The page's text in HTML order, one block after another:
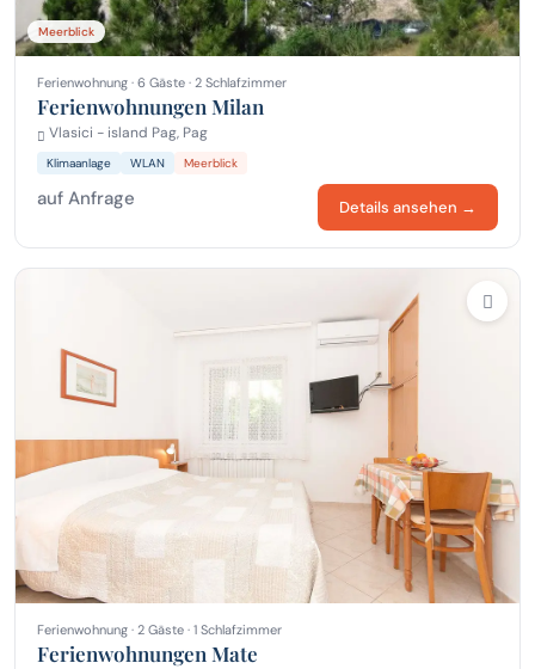
Meerblick
Ferienwohnung · 6 Gäste · 2 Schlafzimmer
Ferienwohnungen Milan
Vlasici - island Pag, Pag
Klimaanlage WLAN Meerblick
auf Anfrage Details ansehen →
Ferienwohnung · 2 Gäste · 1 Schlafzimmer
Ferienwohnungen Mate